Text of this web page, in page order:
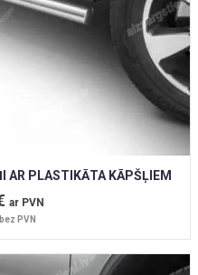
AR PLASTIKĀTA KĀPŠĻIEM
ar PVN
bez PVN